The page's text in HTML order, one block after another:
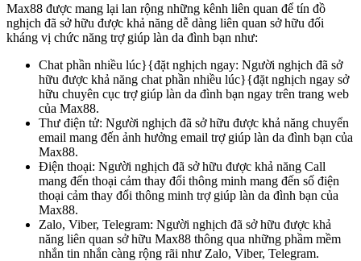
Max88 được mang lại lan rộng những kênh liên quan để tín đồ
nghịch đã sở hữu được khả năng dễ dàng liên quan sở hữu đối
kháng vị chức năng trợ giúp làn da đình bạn như:
Chat phần nhiều lúc}{đặt nghịch ngay: Người nghịch đã sở
hữu được khả năng chat phần nhiều lúc}{đặt nghịch ngay sở
hữu chuyên cục trợ giúp làn da đình bạn ngay trên trang web
của Max88.
Thư điện tử: Người nghịch đã sở hữu được khả năng chuyển
email mang đến ảnh hưởng email trợ giúp làn da đình bạn của
Max88.
Điện thoại: Người nghịch đã sở hữu được khả năng Call
mang đến thoại cảm thay đổi thông minh mang đến số điện
thoại cảm thay đổi thông minh trợ giúp làn da đình bạn của
Max88.
Zalo, Viber, Telegram: Người nghịch đã sở hữu được khả
năng liên quan sở hữu Max88 thông qua những phầm mềm
nhắn tin nhắn càng rộng rãi như Zalo, Viber, Telegram.